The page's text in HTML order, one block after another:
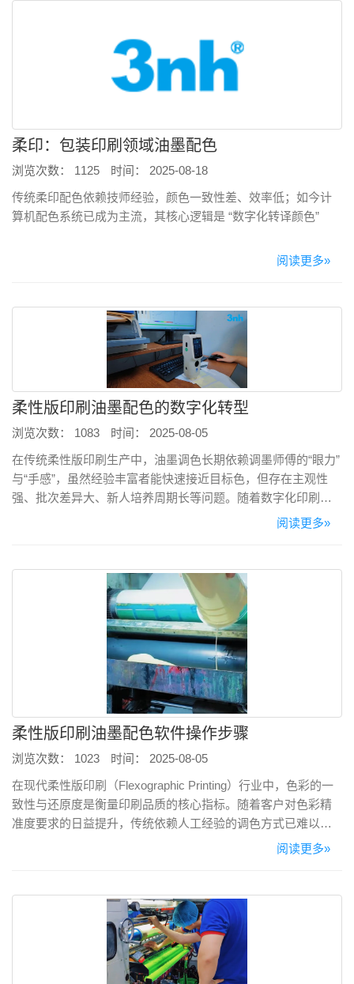
柔印：包装印刷领域油墨配色
浏览次数： 1125
时间： 2025-08-18
​传统柔印配色依赖技师经验，颜色一致性差、效率低；如今计
算机配色系统已成为主流，其核心逻辑是 “数字化转译颜色”
阅读更多»
柔性版印刷油墨配色的数字化转型
浏览次数： 1083
时间： 2025-08-05
在传统柔性版印刷生产中，油墨调色长期依赖调墨师傅的“眼力”
与“手感”，虽然经验丰富者能快速接近目标色，但存在主观性
强、批次差异大、新人培养周期长等问题。随着数字化印刷时
代的到来，越来越多柔印企业开始拥抱“数据驱动”的配色新模
阅读更多»
柔性版印刷油墨配色软件操作步骤
浏览次数： 1023
时间： 2025-08-05
在现代柔性版印刷（Flexographic Printing）行业中，色彩的一
致性与还原度是衡量印刷品质的核心指标。随着客户对色彩精
准度要求的日益提升，传统依赖人工经验的调色方式已难以满
足高效、稳定、可追溯的生产需求。越来越多的柔印企业开始
阅读更多»